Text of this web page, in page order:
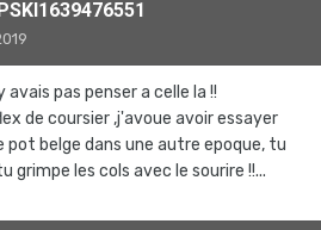
pas penser a celle la !!
de coursier ,j'avoue avoir essayer
pot belge dans une autre epoque, tu
grimpe les cols avec le sourire !!...